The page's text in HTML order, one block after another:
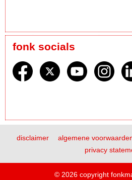
fonk socials
disclaimer algemene
privacy
© 2026 copyright